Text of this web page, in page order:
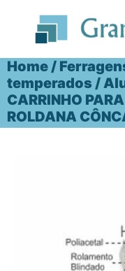
conteúdo
Home /
temperados /
CARRINHO
ROLDANA